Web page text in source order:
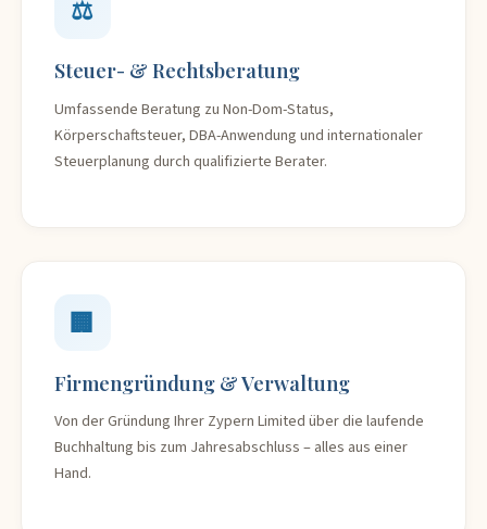
⚖️
Steuer- & Rechtsberatung
Umfassende Beratung zu Non-Dom-Status,
Körperschaftsteuer, DBA-Anwendung und internationaler
Steuerplanung durch qualifizierte Berater.
🏢
Firmengründung & Verwaltung
Von der Gründung Ihrer Zypern Limited über die laufende
Buchhaltung bis zum Jahresabschluss – alles aus einer
Hand.